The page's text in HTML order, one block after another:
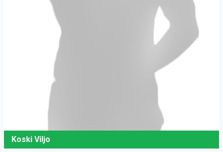
Koski Viljo